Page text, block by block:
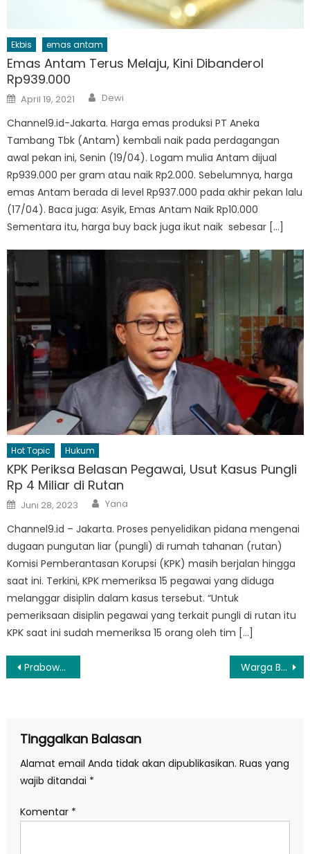
Ekbis emas antam
Emas Antam Terus Melaju, Kini Dibanderol
Rp939.000
Posted
on
April 19, 2021 Author
Dewi
Channel9.id-Jakarta. Harga emas produksi PT Aneka
Tambang Tbk (Antam) kembali naik pada perdagangan
awal pekan ini, Senin (19/04). Logam mulia Antam dijual
Rp939.000 per gram atau naik Rp2.000. Sebelumnya, harga
emas Antam berada di level Rp937.000 pada akhir pekan lalu
(17/04). Baca juga: Asyik, Emas Antam Naik Rp10.000
Sementara itu, harga buy back juga ikut naik sebesar […]
Hot Topic Hukum
KPK Periksa Belasan Pegawai, Usut Kasus Pungli
Rp 4 Miliar di Rutan
Posted
on
Juni 28, 2023 Author
Yana
Channel9.id – Jakarta. Proses penyelidikan pidana mengenai
dugaan pungutan liar (pungli) di rumah tahanan (rutan)
Komisi Pemberantasan Korupsi (KPK) masih berjalan hingga
saat ini. Terkini, KPK memeriksa 15 pegawai yang diduga
melanggar disiplin dalam kasus tersebut. “Untuk
pemeriksaan disiplin pegawai yang terkait pungli di rutan itu
KPK saat ini sudah memeriksa 15 orang oleh tim […]
Navigasi
Prabowo dan PM Modi Sepakat Perkuat Kerja Sama Politik, Keamanan dan Penanggulangan Terorisme Warga Bener Meriah Apresiasi Satgas PRR, Jembatan Enang-Enang Diperkuat
Tinggalkan Balasan
Alamat email Anda tidak akan dipublikasikan. Ruas yang
wajib ditandai *
Komentar *